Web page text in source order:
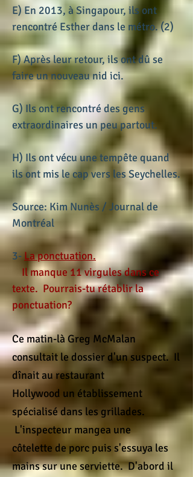
E) En 2013, à Singapour, ils ont
rencontré Esther dans le métro. (2)
F) Après leur retour, ils ont dû se
faire un nouveau nid ici.
G) Ils ont rencontré des gens
extraordinaires un peu partout.
H) Ils ont vécu une tempête quand
ils ont mis le cap vers les Seychelles.
Source: Kim Nunès / Journal de
Montréal
3-La ponctuation.
Il manque 11 virgules dans ce
texte. Pourrais-tu rétablir la
ponctuation?
Ce matin-là Greg McMalan
consultait le dossier d'un suspect. Il
dînait au restaurant
Hollywood un établissement
spécialisé dans les grillades.
L'inspecteur mangea une
côtelette de porc puis s'essuya les
mains sur une serviette. D'abord il